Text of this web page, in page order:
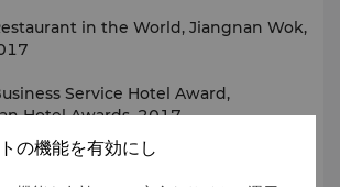
in the World, Jiangnan Wok,
Service Hotel Award,
Hotel Awards, 2017
Service Hotel Award,
Hotel Awards, 2017
の機能を有効にし